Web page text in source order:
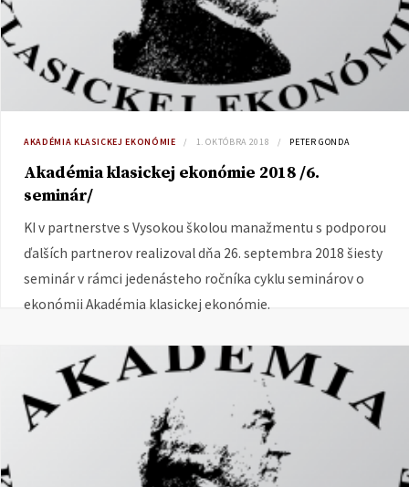
AKADÉMIA KLASICKEJ EKONÓMIE 1. OKTÓBRA 2018 PETER GONDA
Akadémia klasickej ekonómie 2018 /6.
seminár/
KI v partnerstve s Vysokou školou manažmentu s podporou
ďalších partnerov realizoval dňa 26. septembra 2018 šiesty
seminár v rámci jedenásteho ročníka cyklu seminárov o
ekonómii Akadémia klasickej ekonómie.